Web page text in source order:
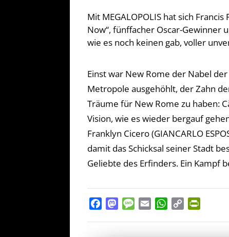
Mit MEGALOPOLIS hat sich
Now“, fünffacher Oscar-Gewinner
wie es noch keinen gab, voller
Einst war New Rome der Nabel
Metropole ausgehöhlt, der Zahn
Träume für New Rome zu haben:
Vision, wie es wieder bergauf
Franklyn Cicero (GIANCARLO
damit das Schicksal seiner Stadt
Geliebte des Erfinders. Ein Kampf
FacebookMastodon
Message
Email WhatsApp
Copy